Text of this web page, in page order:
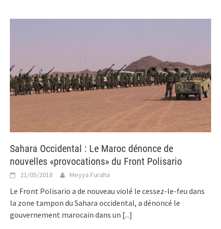
Sahara Occidental : Le Maroc dénonce de
nouvelles «provocations» du Front Polisario
21/05/2018 Meyya Furaha
Le Front Polisario a de nouveau violé le cessez-le-feu dans
la zone tampon du Sahara occidental, a dénoncé le
gouvernement marocain dans un [...]